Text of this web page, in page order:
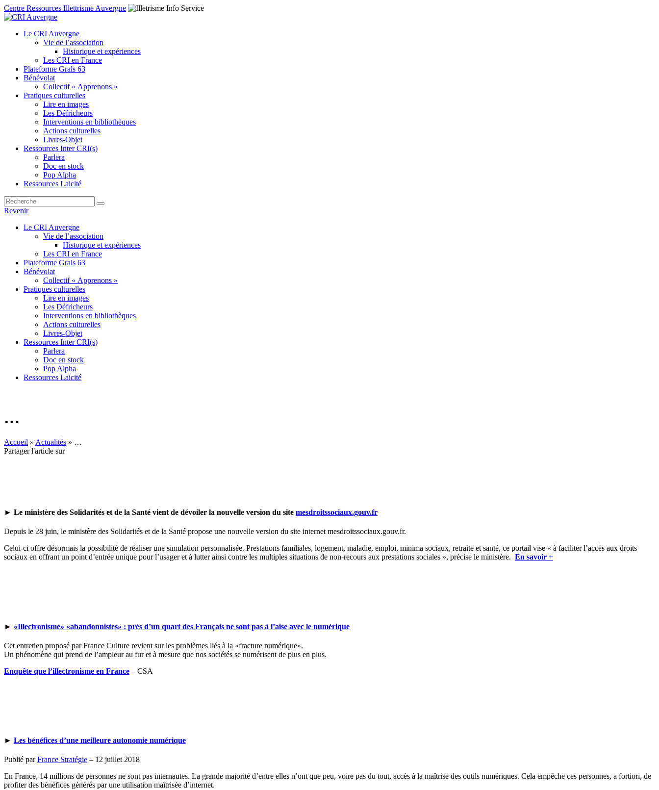
Centre Ressources Illettrisme Auvergne
Le CRI Auvergne
Vie de l’association
Historique et expériences
Les CRI en France
Plateforme Grals 63
Bénévolat
Collectif « Apprenons »
Pratiques culturelles
Lire en images
Les Défricheurs
Interventions en bibliothèques
Actions culturelles
Livres-Objet
Ressources Inter CRI(s)
Parlera
Doc en stock
Pop Alpha
Ressources Laicité
Revenir
Le CRI Auvergne
Vie de l’association
Historique et expériences
Les CRI en France
Plateforme Grals 63
Bénévolat
Collectif « Apprenons »
Pratiques culturelles
Lire en images
Les Défricheurs
Interventions en bibliothèques
Actions culturelles
Livres-Objet
Ressources Inter CRI(s)
Parlera
Doc en stock
Pop Alpha
Ressources Laicité
…
Accueil » Actualités » …
Partager l'article sur
► Le ministère des Solidarités et de la Santé vient de dévoiler la nouvelle version du site mesdroitssociaux.gouv.fr
Depuis le 28 juin, le ministère des Solidarités et de la Santé propose une nouvelle version du site internet mesdroitssociaux.gouv.fr.
Celui-ci offre désormais la possibilité de réaliser une simulation personnalisée. Prestations familiales, logement, maladie, emploi, minima sociaux, retraite et santé, ce portail vise « à faciliter l’accès aux droits
sociaux en offrant un point d’entrée unique pour l’usager et à lutter ainsi contre les multiples situations de non-recours aux prestations sociales », précise le ministère. En savoir +
► «Illectronisme» «abandonnistes» : près d’un quart des Français ne sont pas à l’aise avec le numérique
Cet entretien proposé par France Culture revient sur les problèmes liés à la «fracture numérique».
Un phénomène qui prend de l’ampleur au fur et à mesure que nos sociétés se numérisent de plus en plus.
Enquête que l’illectronisme en France – CSA
► Les bénéfices d’une meilleure autonomie numérique
Publié parFrance Stratégie – 12 juillet 2018
En France, 14 millions de personnes ne sont pas internautes. La grande majorité d’entre elles n’ont que peu, voire pas du tout, accès à la maîtrise des outils numériques. Cela empêche ces personnes, a fortiori, de
profiter des bénéfices générés par une utilisation maîtrisée d’internet.